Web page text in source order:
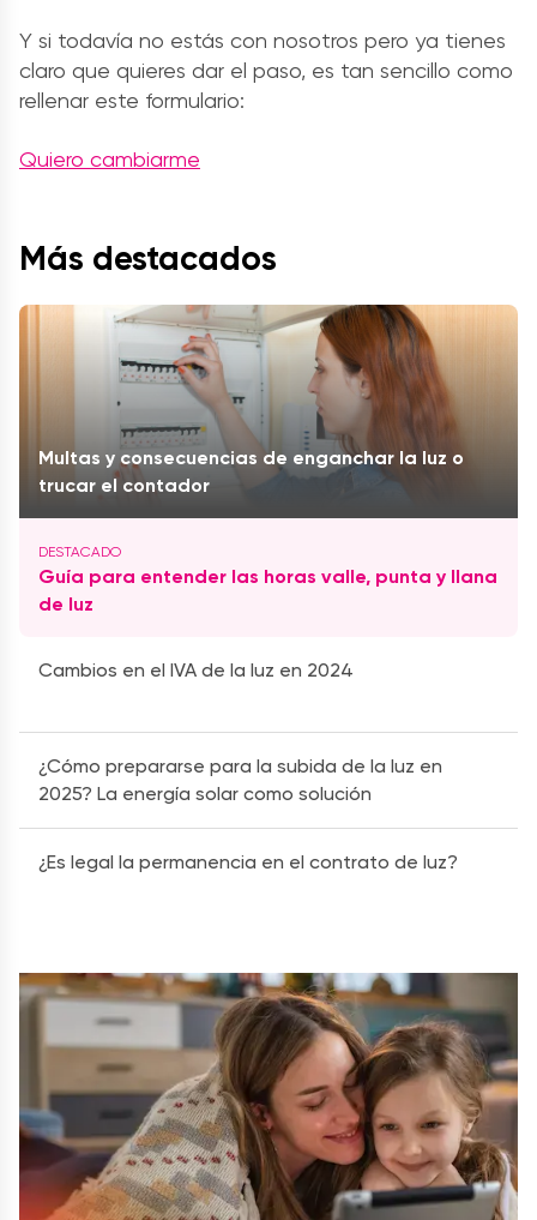
Y si todavía no estás con nosotros pero ya tienes
claro que quieres dar el paso, es tan sencillo como
rellenar este formulario:
Quiero cambiarme
Más destacados
Multas y consecuencias de enganchar la luz o
trucar el contador
Guía para entender las horas valle, punta y llana
de luz
Cambios en el IVA de la luz en 2024
¿Cómo prepararse para la subida de la luz en
2025? La energía solar como solución
¿Es legal la permanencia en el contrato de luz?